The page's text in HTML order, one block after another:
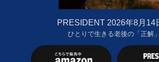
PRESIDENT 2026年8月14
ひとりで生きる老後の「正解」